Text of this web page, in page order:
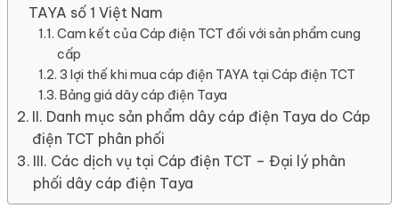
TAYA số 1 Việt Nam
Cam kết của Cáp điện TCT đối với sản phẩm cung
cấp
3 lợi thế khi mua cáp điện TAYA tại Cáp điện TCT
Bảng giá dây cáp điện Taya
II. Danh mục sản phẩm dây cáp điện Taya do Cáp
điện TCT phân phối
III. Các dịch vụ tại Cáp điện TCT – Đại lý phân
phối dây cáp điện Taya